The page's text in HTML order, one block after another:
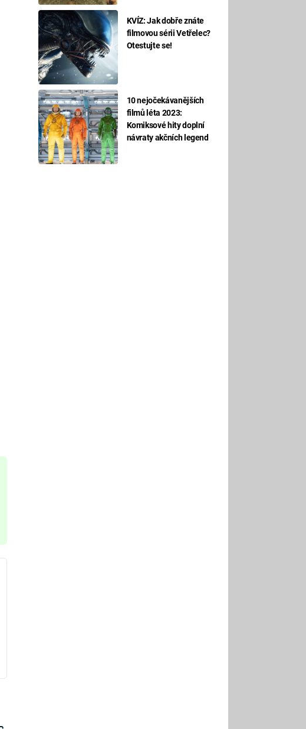
KVÍZ: Jak dobře znáte
filmovou sérii Vetřelec?
Otestujte se!
10 nejočekávanějších
filmů léta 2023:
Komiksové hity doplní
návraty akčních legend